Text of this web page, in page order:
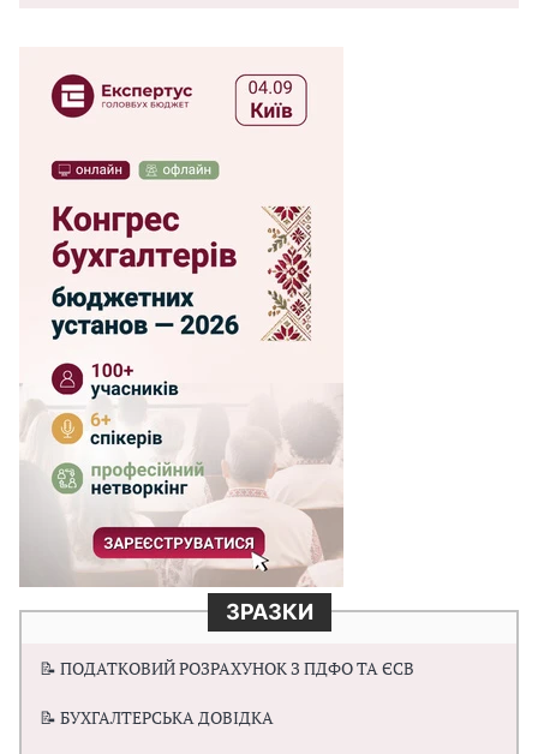
ЗРАЗКИ
📝 ПОДАТКОВИЙ РОЗРАХУНОК З ПДФО ТА ЄСВ
📝 БУХГАЛТЕРСЬКА ДОВІДКА